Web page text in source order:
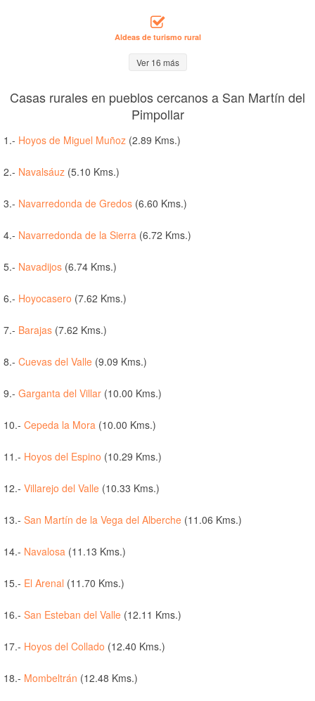
Aldeas de turismo rural
Ver 16 más
Casas rurales en pueblos cercanos a San Martín del
Pimpollar
1.- Hoyos de Miguel Muñoz (2.89 Kms.)
2.- Navalsáuz (5.10 Kms.)
3.- Navarredonda de Gredos (6.60 Kms.)
4.- Navarredonda de la Sierra (6.72 Kms.)
5.- Navadijos (6.74 Kms.)
6.- Hoyocasero (7.62 Kms.)
7.- Barajas (7.62 Kms.)
8.- Cuevas del Valle (9.09 Kms.)
9.- Garganta del Villar (10.00 Kms.)
10.- Cepeda la Mora (10.00 Kms.)
11.- Hoyos del Espino (10.29 Kms.)
12.- Villarejo del Valle (10.33 Kms.)
13.- San Martín de la Vega del Alberche (11.06 Kms.)
14.- Navalosa (11.13 Kms.)
15.- El Arenal (11.70 Kms.)
16.- San Esteban del Valle (12.11 Kms.)
17.- Hoyos del Collado (12.40 Kms.)
18.- Mombeltrán (12.48 Kms.)